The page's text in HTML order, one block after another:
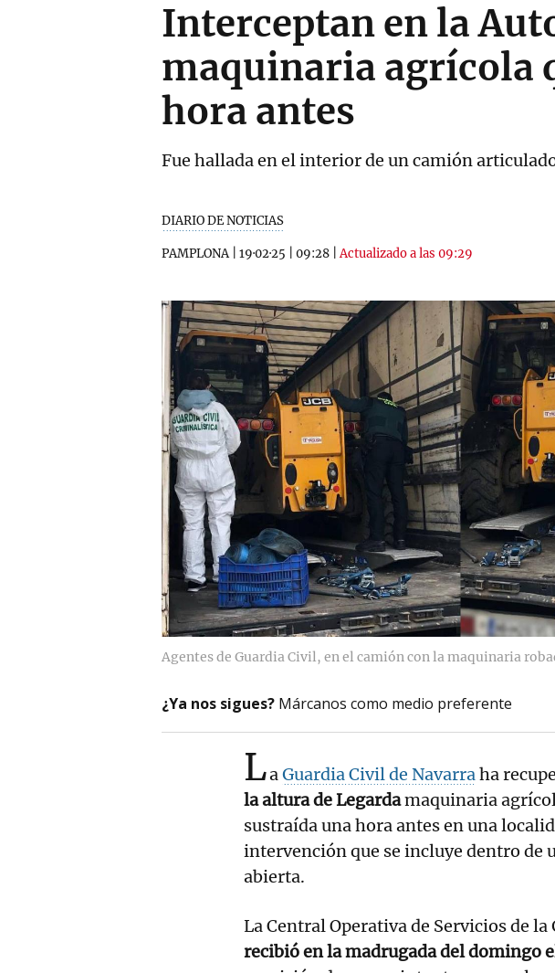
Interceptan en la
maquinaria agrícola
hora antes
Fue hallada en el interior de un camión
DIARIO DE NOTICIAS
PAMPLONA| 19·02·25 09:28 |Actualizado a las 09:29
Agentes de Guardia Civil, en el camión con la maquinaria
¿Ya nos sigues? Márcanos como medio preferente
LaGuardia Civil de Navarraha
la altura de Legardamaquinaria
sustraída una hora antes en una
intervención que se incluye dentro de
abierta.
La Central Operativa de Servicios de
recibió en la madrugada del domingo